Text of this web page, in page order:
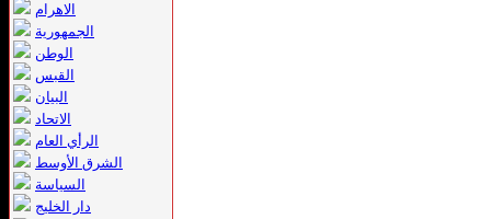
الاهرام
الجمهورية
الوطن
القبس
البيان
الاتحاد
الرأي العام
الشرق الأوسط
السياسة
دار الخليج